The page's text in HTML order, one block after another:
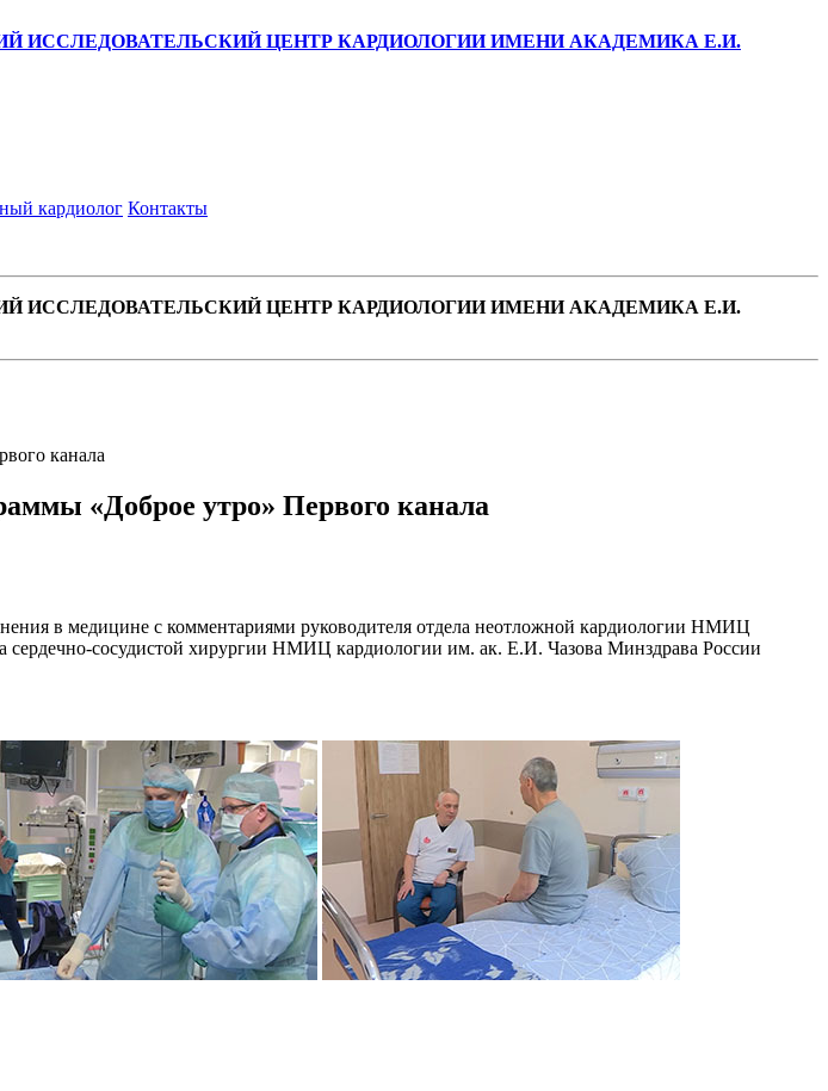
ИССЛЕДОВАТЕЛЬСКИЙ ЦЕНТР КАРДИОЛОГИИ ИМЕНИ АКАДЕМИКА Е.И.
кардиолог Контакты
ИССЛЕДОВАТЕЛЬСКИЙ ЦЕНТР КАРДИОЛОГИИ ИМЕНИ АКАДЕМИКА Е.И.
канала
«Доброе утро» Первого канала
в медицине с комментариями руководителя отдела неотложной кардиологии НМИЦ
сосудистой хирургии НМИЦ кардиологии им. ак. Е.И. Чазова Минздрава России